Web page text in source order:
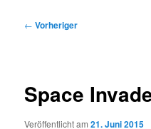
Beitragsnavigation
← Vorheriger
Space
Veröffentlicht am21. Juni 2015